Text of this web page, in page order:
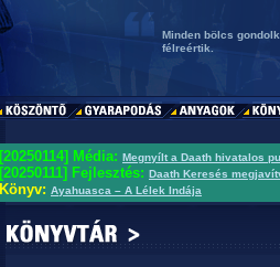
Minden bölcs
félreértik.
[20250114] Média: Megnyílt a Daath hivatalos
[20250111] Fejlesztés: Daath Keresés
Könyv: Ayahuasca – A Lélek Indája